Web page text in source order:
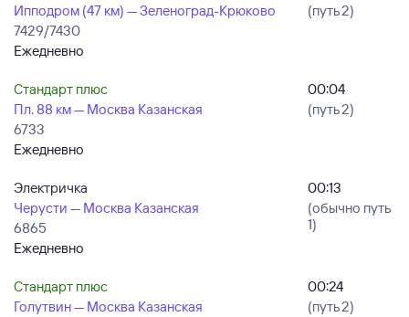
Ипподром (47 км) — Зеленоград-Крюково
7429/7430
Ежедневно
(путь 2)
Стандарт плюс
Пл. 88 км — Москва Казанская
6733
Ежедневно
00:04
(путь 2)
Электричка
Черусти — Москва Казанская
6865
Ежедневно
00:13
(обычно путь
1)
Стандарт плюс
Голутвин — Москва Казанская
00:24
(путь 2)